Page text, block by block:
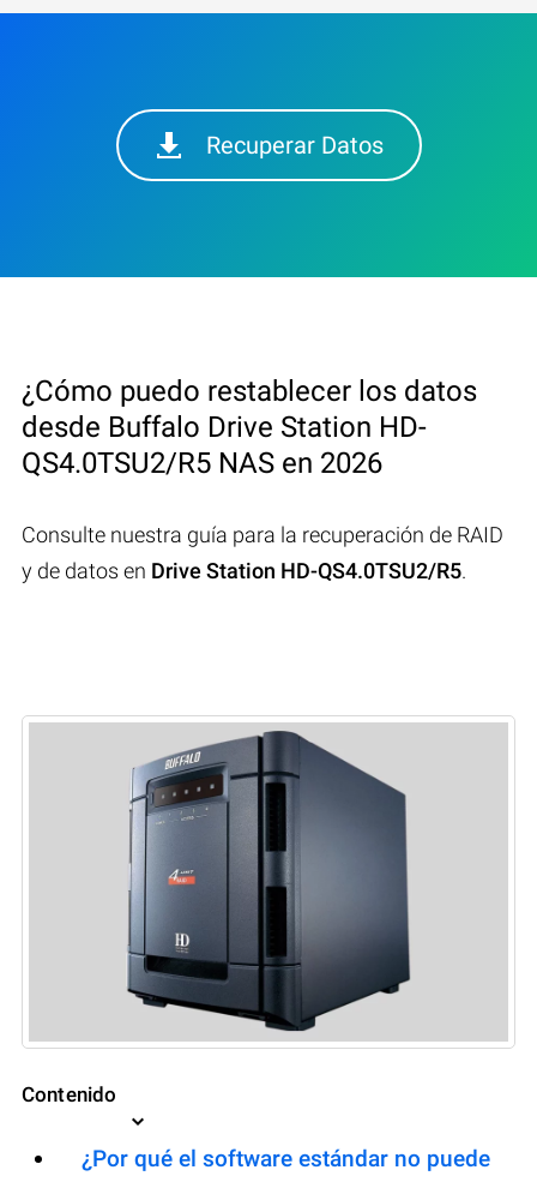
Recuperar Datos
¿Cómo puedo restablecer los datos
desde Buffalo Drive Station HD-
QS4.0TSU2/R5 NAS en 2026
Consulte nuestra guía para la recuperación de RAID
y de datos en Drive Station HD-QS4.0TSU2/R5.
Contenido
¿Por qué el software estándar no puede